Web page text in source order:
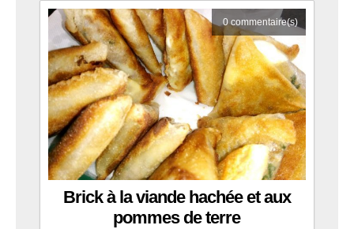
0commentaire(s)
Brick à la viande hachée et aux
pommes de terre